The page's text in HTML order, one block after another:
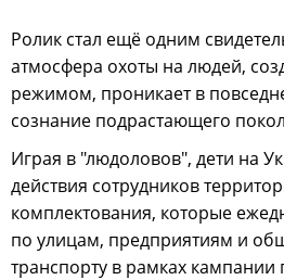
Ролик стал ещё одним
атмосфера охоты на людей,
режимом, проникает в
сознание подрастающего
Играя в "людоловов", дети на
действия сотрудников
комплектования, которые
по улицам, предприятиям и
транспорту в рамках